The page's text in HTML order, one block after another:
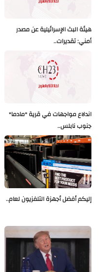
هيئة البث الإسرائيلية عن مصدر
أمني: تقديرات..
اندلاع مواجهات في قرية "مادما"
جنوب نابلس..
إليكم أفضل أجهزة التلفزيون لعام..